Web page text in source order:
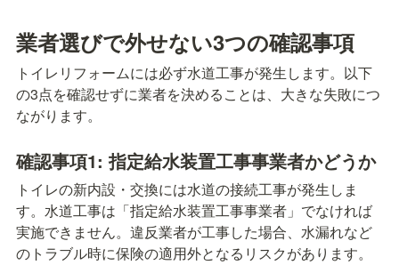
業者選びで外せない3つの確認事項
トイレリフォームには必ず水道工事が発生します。以下
の3点を確認せずに業者を決めることは、大きな失敗につ
ながります。
確認事項1: 指定給水装置工事事業者かどうか
トイレの新内設・交換には水道の接続工事が発生しま
す。水道工事は「指定給水装置工事事業者」でなければ
実施できません。違反業者が工事した場合、水漏れなど
のトラブル時に保険の適用外となるリスクがあります。